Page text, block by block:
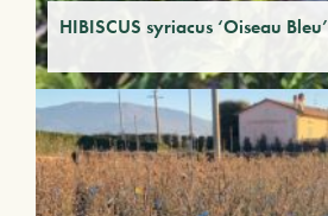
HIBISCUS syriacus ‘Oiseau Bleu’